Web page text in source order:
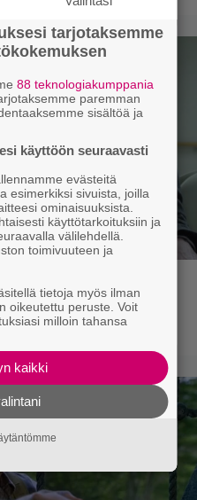
parhaista
8,8
tarjotaksemme
88 teknologiakumppania
paremman
sisältöä ja
käyttöön seuraavasti
evästeitä
esimerkiksi sivuista, joilla
ominaisuuksista.
käyttötarkoituksiin ja
välilehdellä.
toimivuuteen ja
tietoja myös ilman
oikeutettu peruste. Voit
milloin tahansa
kaikki